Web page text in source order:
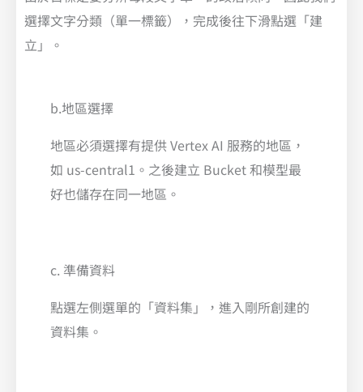
選擇文字分類（單一標籤），完成後往下滑點選「建
立」。
b.地區選擇
地區必須選擇有提供 Vertex AI 服務的地區，
如 us-central1。之後建立 Bucket 和模型最
好也儲存在同一地區。
c. 準備資料
點選左側選單的「資料集」，進入剛所創建的
資料集。